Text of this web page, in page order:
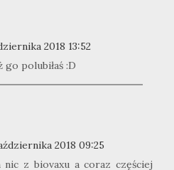
2018 13:52
go polubiłaś :D
2018 09:25
nic z biovaxu a coraz częściej